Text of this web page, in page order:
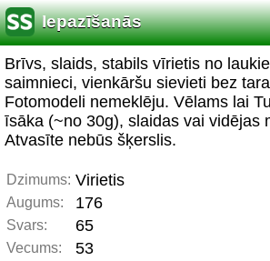
Iepazīšanās
Brīvs, slaids, stabils vīrietis no
saimnieci, vienkāršu sievieti bez
Fotomodeli nemeklēju. Vēlams lai
īsāka (~no 30g), slaidas vai vidējas
Atvasīte nebūs šķerslis.
Dzimums: Virietis
Augums: 176
Svars: 65
Vecums: 53